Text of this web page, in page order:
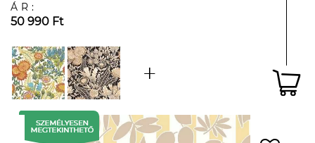
ÁR:
50 990 Ft